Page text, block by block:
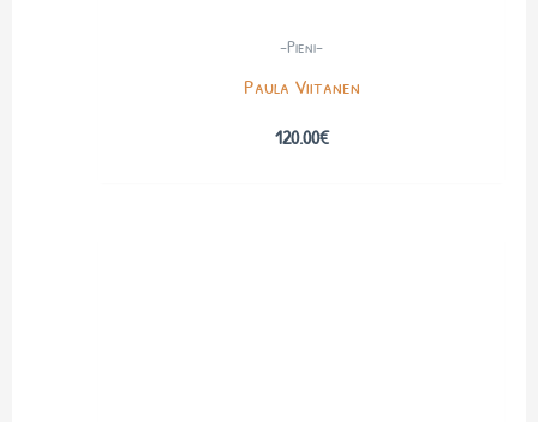
-Pieni-
Paula Viitanen
120.00€